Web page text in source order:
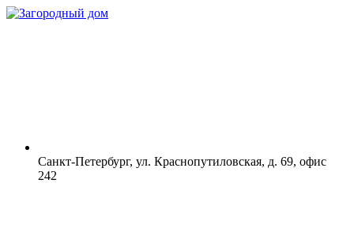
Санкт-Петербург, ул. Краснопутиловская, д. 69, офис
242